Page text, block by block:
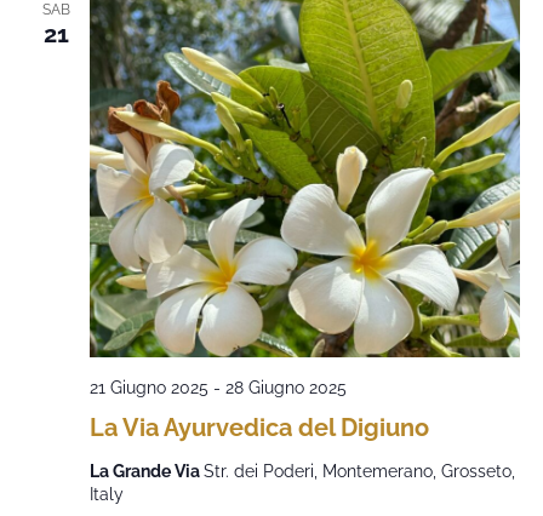
SAB
21
La Via Ayurvedica del Digiuno
21 Giugno 2025 - 28 Giugno 2025
La Grande ViaStr. dei Poderi, Montemerano, Grosseto,
Italy